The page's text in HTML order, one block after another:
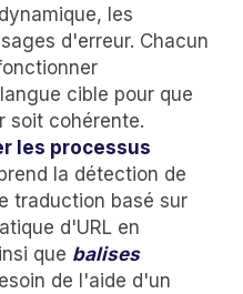
les
d'erreur. Chacun
cible pour que
soit cohérente.
les processus
la détection de
traduction basé sur
d'URL en
que balises
de l'aide d'un